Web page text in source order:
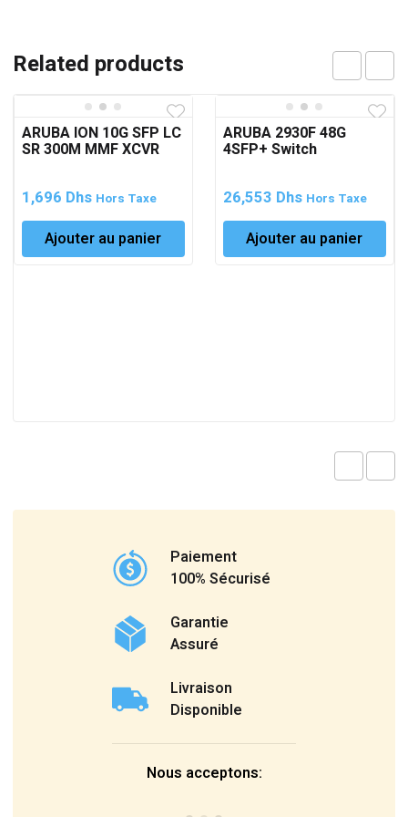
Related products
ARUBA ION 10G SFP LC
SR 300M MMF XCVR
1,696 Dhs Hors Taxe
Ajouter au panier
ARUBA 2930F 48G
4SFP+ Switch
26,553 Dhs Hors Taxe
Ajouter au panier
Paiement
100% Sécurisé
Garantie
Assuré
Livraison
Disponible
Nous acceptons: